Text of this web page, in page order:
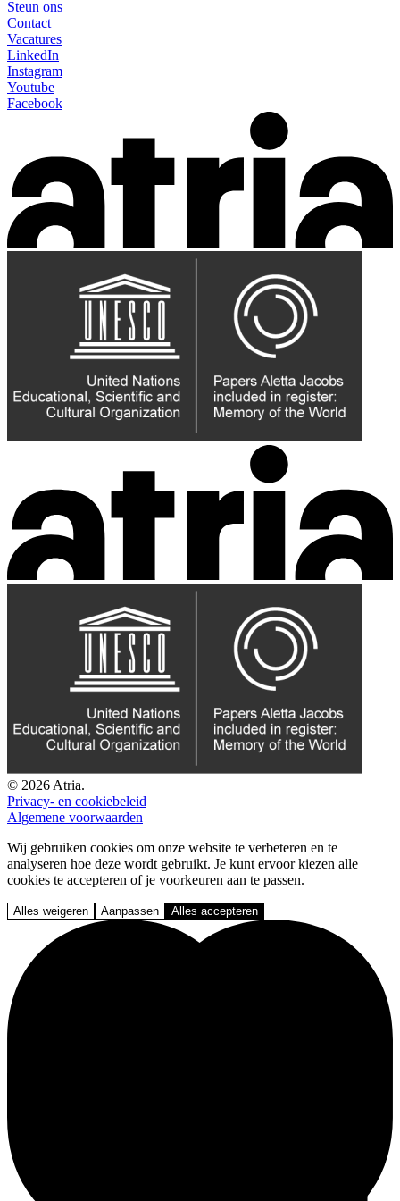
Steun ons
Contact
Vacatures
LinkedIn
Instagram
Youtube
Facebook
© 2026 Atria.
Privacy- en cookiebeleid
Algemene voorwaarden
Wij gebruiken cookies om onze website te verbeteren en te
analyseren hoe deze wordt gebruikt. Je kunt ervoor kiezen alle
cookies te accepteren of je voorkeuren aan te passen.
Alles weigeren Aanpassen Alles accepteren